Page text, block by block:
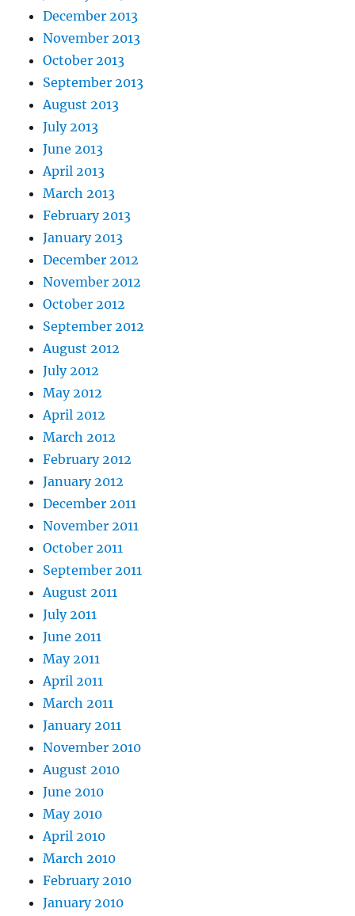
December 2013
November 2013
October 2013
September 2013
August 2013
July 2013
June 2013
April 2013
March 2013
February 2013
January 2013
December 2012
November 2012
October 2012
September 2012
August 2012
July 2012
May 2012
April 2012
March 2012
February 2012
January 2012
December 2011
November 2011
October 2011
September 2011
August 2011
July 2011
June 2011
May 2011
April 2011
March 2011
January 2011
November 2010
August 2010
June 2010
May 2010
April 2010
March 2010
February 2010
January 2010